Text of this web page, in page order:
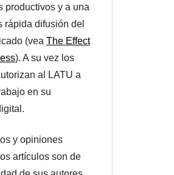
productivos y a una
rápida difusión del
(vea The Effect
). A su vez los
al LATU a
en su
y opiniones
artículos son de